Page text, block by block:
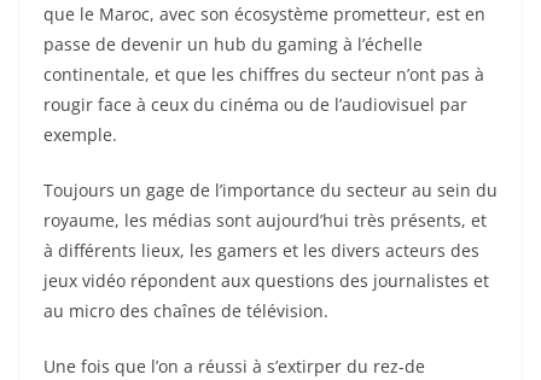
que le Maroc, avec son écosystème prometteur, est en
passe de devenir un hub du gaming à l’échelle
continentale, et que les chiffres du secteur n’ont pas à
rougir face à ceux du cinéma ou de l’audiovisuel par
exemple.
Toujours un gage de l’importance du secteur au sein du
royaume, les médias sont aujourd’hui très présents, et
à différents lieux, les gamers et les divers acteurs des
jeux vidéo répondent aux questions des journalistes et
au micro des chaînes de télévision.
Une fois que l’on a réussi à s’extirper du rez-de